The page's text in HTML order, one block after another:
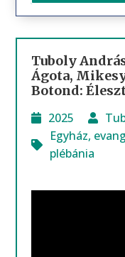
Tuboly
Ágota,
Botond:
2025
Egyház,
plébánia